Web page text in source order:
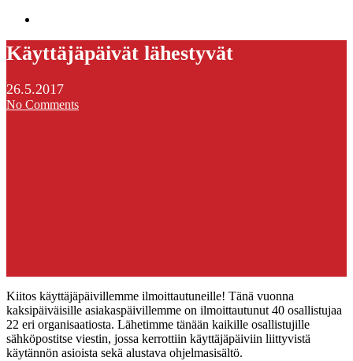
Käyttäjäpäivät lähestyvät
26.5.2017
No Comments
Kiitos käyttäjäpäivillemme ilmoittautuneille! Tänä vuonna
kaksipäiväisille asiakaspäivillemme on ilmoittautunut 40 osallistujaa
22 eri organisaatiosta. Lähetimme tänään kaikille osallistujille
sähköpostitse viestin, jossa kerrottiin käyttäjäpäiviin liittyvistä
käytännön asioista sekä alustava ohjelmasisältö.